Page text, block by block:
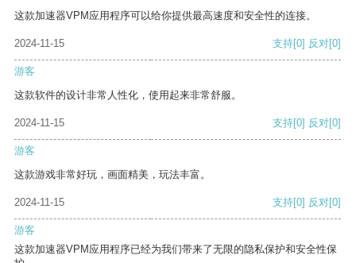
这款加速器VPM应用程序可以给你提供最高速度和安全性的连接。
2024-11-15 支持[0] 反对[0]
游客
这款软件的设计非常人性化，使用起来非常舒服。
2024-11-15 支持[0] 反对[0]
游客
这款游戏非常好玩，画面精美，玩法丰富。
2024-11-15 支持[0] 反对[0]
游客
这款加速器VPM应用程序已经为我们带来了无限的隐私保护和安全性保